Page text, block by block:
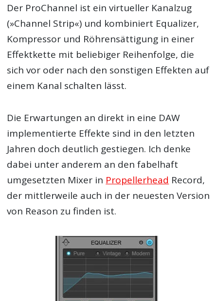
Der ProChannel ist ein virtueller Kanalzug
(»Channel Strip«) und kombiniert Equalizer,
Kompressor und Röhrensättigung in einer
Effektkette mit beliebiger Reihenfolge, die
sich vor oder nach den sonstigen Effekten auf
einem Kanal schalten lässt.
Die Erwartungen an direkt in eine DAW
implementierte Effekte sind in den letzten
Jahren doch deutlich gestiegen. Ich denke
dabei unter anderem an den fabelhaft
umgesetzten Mixer in Propellerhead Record,
der mittlerweile auch in der neuesten Version
von Reason zu finden ist.